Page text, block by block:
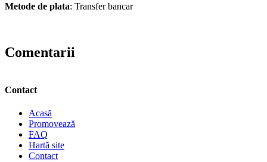
Metode de plata: Transfer bancar
Comentarii
Contact
Acasă
Promovează
FAQ
Hartă site
Contact